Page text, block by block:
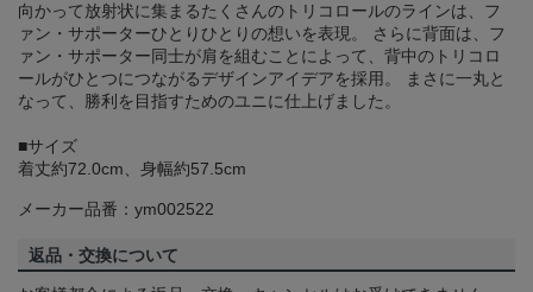
向かって放射状に集まるたくさんのトリコロールのラインは、フ
ァン・サポーターひとりひとりの想いを表現。 さらに背面は、フ
ァン・サポーター同士が肩を組むことによって、背中のトリコロ
ールがひとつにつながるデザインアイデアを採用。 まさに一丸と
なって、勝利を目指すためのユニに仕上げました。
■サイズ
着丈約72.0cm、身幅約57.5cm
メーカー品番：ym002522
返品・交換について